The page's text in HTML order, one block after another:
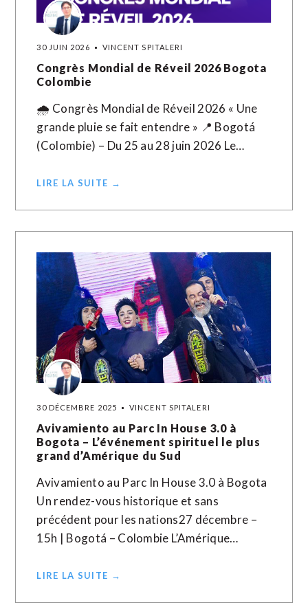
30 JUIN 2026 VINCENT SPITALERI
Congrès Mondial de Réveil 2026 Bogota
Colombie
🌧️ Congrès Mondial de Réveil 2026 « Une
grande pluie se fait entendre » 📍 Bogotá
(Colombie) – Du 25 au 28 juin 2026 Le…
LIRE LA SUITE →
30 DÉCEMBRE 2025 VINCENT SPITALERI
Avivamiento au Parc In House 3.0 à
Bogota – L’événement spirituel le plus
grand d’Amérique du Sud
Avivamiento au Parc In House 3.0 à Bogota
Un rendez-vous historique et sans
précédent pour les nations27 décembre –
15h | Bogotá – Colombie L’Amérique…
LIRE LA SUITE →